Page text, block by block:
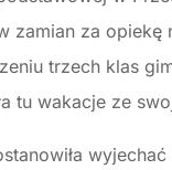
zamian za
trzech klas
tu wakacje ze